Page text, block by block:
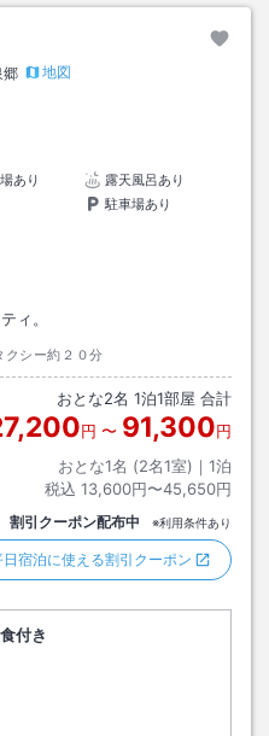
郷
地図
あり
露天風呂あり
駐車場あり
ィ。
クシー約２０分
おとな2名 1泊1部屋 合計
円 〜 91,300円
おとな1名 (2名1室)｜ 1泊
税込 13,600円〜45,650円
割引クーポン配布中 ※利用条件あり
宿泊に使える割引クーポン
付き